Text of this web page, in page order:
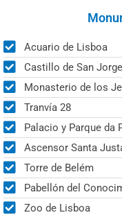
Acuario de Lisboa
Castillo de San Jorge
Monasterio de los
Tranvía 28
Palacio y Parque da
Ascensor Santa
Torre de Belém
Pabellón del
Zoo de Lisboa